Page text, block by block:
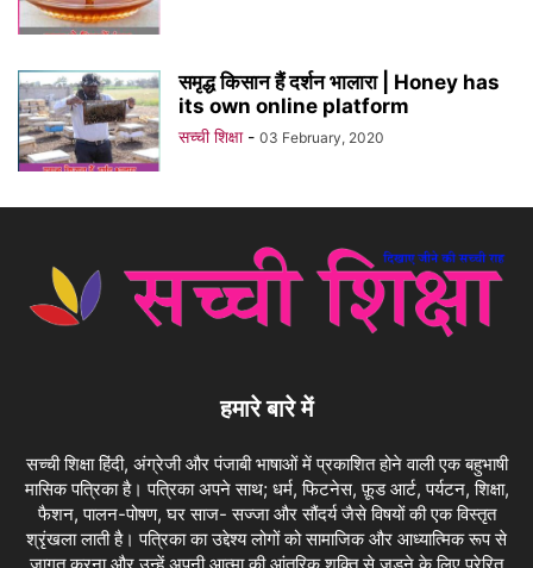
समृद्ध किसान हैं दर्शन भालारा | Honey has
its own online platform
सच्ची शिक्षा - 03 February, 2020
हमारे बारे में
सच्ची शिक्षा हिंदी, अंग्रेजी और पंजाबी भाषाओं में प्रकाशित होने वाली एक बहुभाषी
मासिक पत्रिका है। पत्रिका अपने साथ; धर्म, फिटनेस, फ़ूड आर्ट, पर्यटन, शिक्षा,
फैशन, पालन-पोषण, घर साज- सज्जा और सौंदर्य जैसे विषयों की एक विस्तृत
श्रृंखला लाती है। पत्रिका का उद्देश्य लोगों को सामाजिक और आध्यात्मिक रूप से